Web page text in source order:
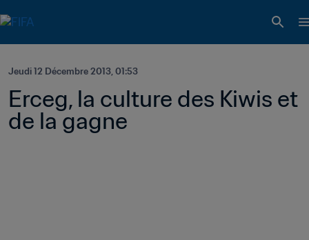
Jeudi 12 Décembre 2013, 01:53
Erceg, la culture des Kiwis et
de la gagne